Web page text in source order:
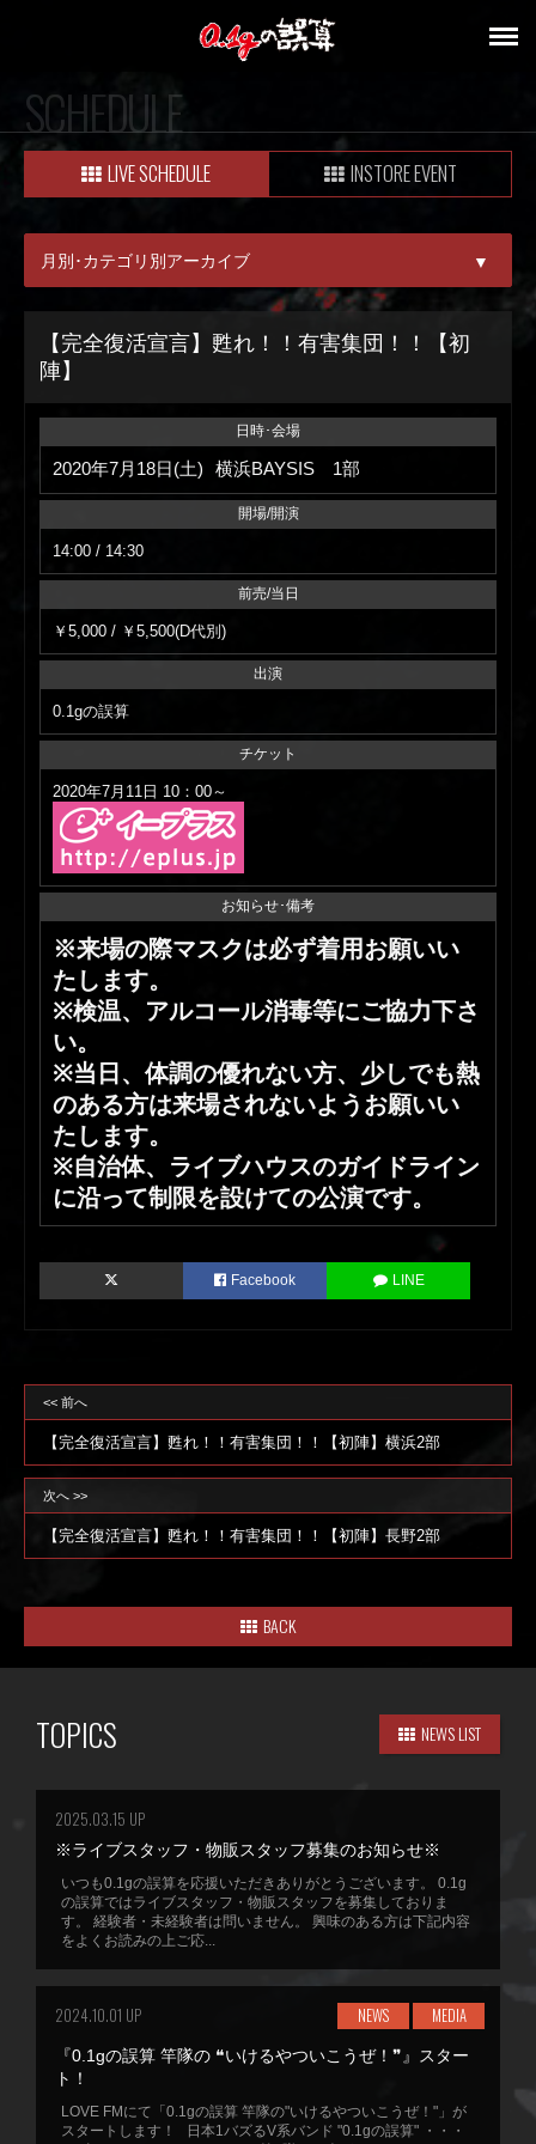
SCHEDULE
LIVE SCHEDULE INSTORE EVENT
月別･カテゴリ別アーカイブ ▼
ALL
08月
09月
【完全復活宣言】甦れ！！有害集団！！【初
陣】
日時･会場
2020年7月18日(土) 横浜BAYSIS 1部
開場/開演
14:00 / 14:30
前売/当日
￥5,000 / ￥5,500(D代別)
出演
0.1gの誤算
チケット
2020年7月11日 10：00～
お知らせ･備考
※来場の際マスクは必ず着用お願いい
たします。
※検温、アルコール消毒等にご協力下さ
い。
※当日、体調の優れない方、少しでも熱
のある方は来場されないようお願いい
たします。
※自治体、ライブハウスのガイドライン
に沿って制限を設けての公演です。
Facebook LINE
<< 前へ
【完全復活宣言】甦れ！！有害集団！！【初陣】横浜2部
次へ >>
【完全復活宣言】甦れ！！有害集団！！【初陣】長野2部
BACK
TOPICS NEWS LIST
2025.03.15 UP
※ライブスタッフ・物販スタッフ募集のお知らせ※
いつも0.1gの誤算を応援いただきありがとうございます。 0.1g
の誤算ではライブスタッフ・物販スタッフを募集しておりま
す。 経験者・未経験者は問いません。 興味のある方は下記内容
をよくお読みの上ご応...
2024.10.01 UP NEWS MEDIA
『0.1gの誤算 竿隊の ❝いけるやついこうぜ！❞』スター
ト！
LOVE FMにて「0.1gの誤算 竿隊の"いけるやついこうぜ！"」が
スタートします！ 日本1バズるV系バンド "0.1gの誤算" ・・・